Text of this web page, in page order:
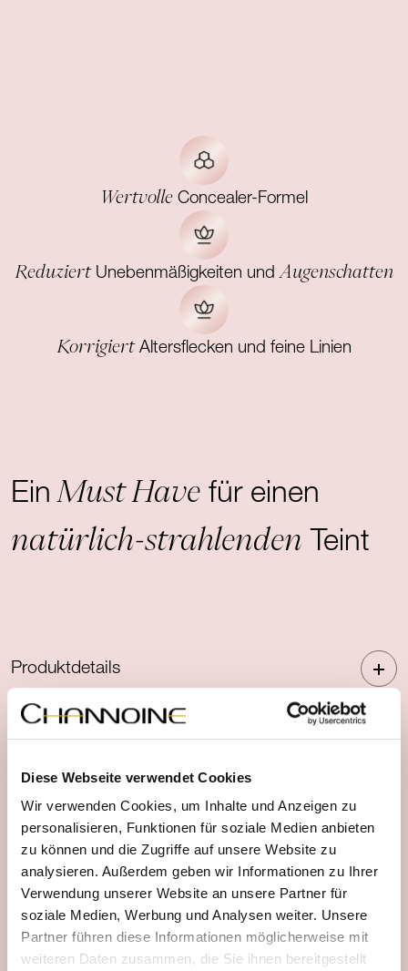
Diese Webseite verwendet Cookies
Wir verwenden Cookies, um Inhalte und Anzeigen zu
personalisieren, Funktionen für soziale Medien anbieten
zu können und die Zugriffe auf unsere Website zu
analysieren. Außerdem geben wir Informationen zu Ihrer
Verwendung unserer Website an unsere Partner für
soziale Medien, Werbung und Analysen weiter. Unsere
Partner führen diese Informationen möglicherweise mit
weiteren Daten zusammen, die Sie ihnen bereitgestellt
Wertvolle Concealer-Formel
ReduziertUnebenmäßigkeiten undAugenschatten
KorrigiertAltersflecken und feine Linien
Ein Must Have für einen
natürlich-strahlenden Teint
Produktdetails
Leitwirkstoffe